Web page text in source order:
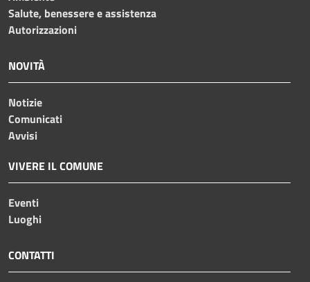
Salute, benessere e assistenza
Autorizzazioni
NOVITÀ
Notizie
Comunicati
Avvisi
VIVERE IL COMUNE
Eventi
Luoghi
CONTATTI